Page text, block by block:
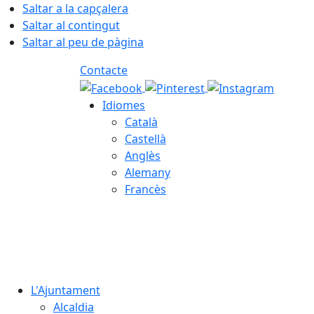
Saltar a la capçalera
Saltar al contingut
Saltar al peu de pàgina
Contacte
Idiomes
Català
Castellà
Anglès
Alemany
Francès
L'Ajuntament
Alcaldia